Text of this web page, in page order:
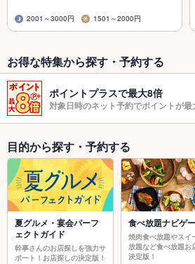
2001～3000円 1501～2000円
お得な特集から探す・予約する
ポイントプラスで最大8倍
対象日時のネット予約でポイントが最
目的から探す・予約する
夏グルメ・宴会パーフ
ェクトガイド
幹事さんのお店探しを強力サ
ポート！お店探しの決定版！
食べ放題ナビゲ
焼肉食べ放題やスイ
放題など食べ放題お
決定版！